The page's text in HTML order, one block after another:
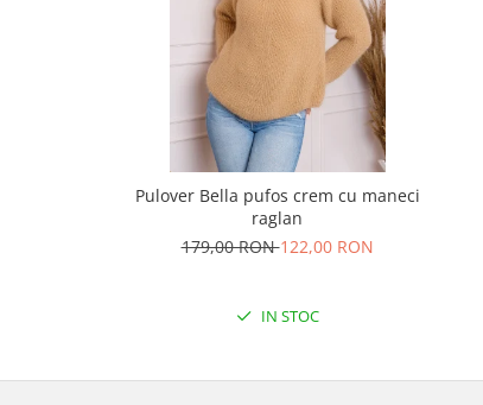
Pulover Bella pufos crem cu maneci
raglan
179,00 RON122,00 RON
IN STOC